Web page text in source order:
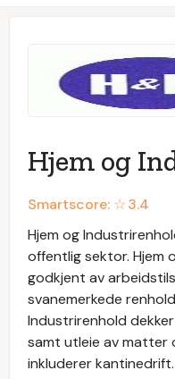
Hjem og
Smartscore: ☆3.4
Hjem og
offentlig sektor. Hjem
godkjent av
svanemerkede
Industrirenhold
samt utleie av matter
inkluderer kantinedrift.